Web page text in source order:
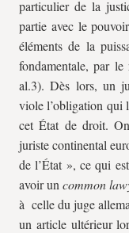
particulier de la
partie avec le
éléments de la
fondamentale, par
al.3). Dès lors, un
viole l’obligation qui
cet État de droit.
juriste continental
de l’État », ce qui
avoir uncommon
à celle du juge
un article ultérieur